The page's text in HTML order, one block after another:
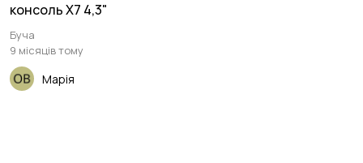
консоль X7 4,3"
Буча
9 місяців тому
Марія